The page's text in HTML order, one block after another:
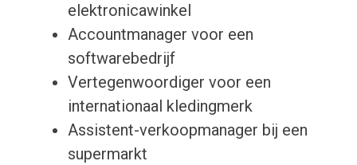
elektronicawinkel
Accountmanager voor een
softwarebedrijf
Vertegenwoordiger voor een
internationaal kledingmerk
Assistent-verkoopmanager bij een
supermarkt